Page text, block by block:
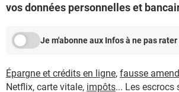
vos données personnelles et
Je m'abonne aux Infos à ne pas rater
Épargne et crédits en ligne, fausse
Netflix, carte vitale, impôts... Les escrocs